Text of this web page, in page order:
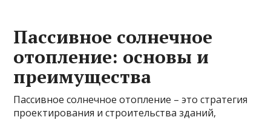
Пассивное солнечное
отопление: основы и
преимущества
Пассивное солнечное отопление – это стратегия
проектирования и строительства зданий,